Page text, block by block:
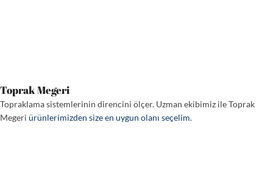
Toprak Megeri
Topraklama sistemlerinin direncini ölçer. Uzman ekibimiz ile Toprak
Megeri ürünlerimizden size en uygun olanı seçelim.